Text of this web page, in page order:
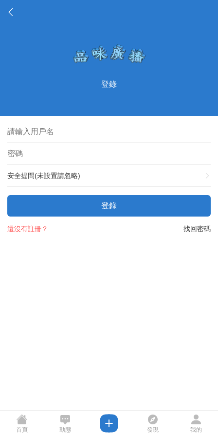
登錄
安全提問(未設置請忽略)
登錄
找回密碼
還沒有註冊？
首頁 動態 發現 我的